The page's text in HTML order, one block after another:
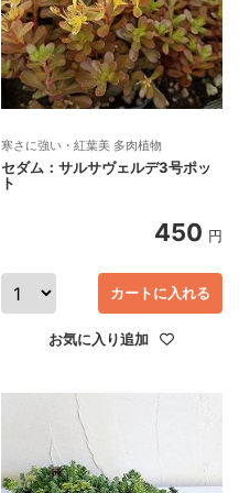
寒さに強い・紅葉美 多肉植物
セダム：サルサヴェルデ3号ポッ
ト
450 円
お気に入り追加
カートに入れる